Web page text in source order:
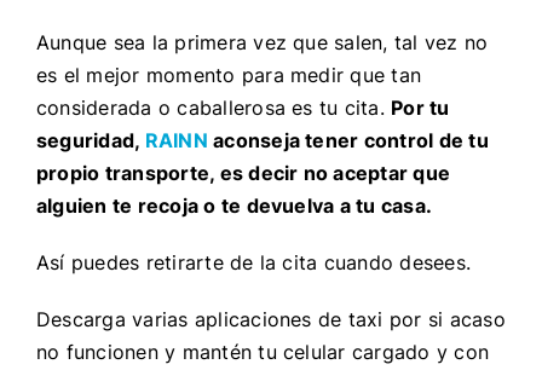
Aunque sea la primera vez que salen, tal vez no
es el mejor momento para medir que tan
considerada o caballerosa es tu cita. Por tu
seguridad, RAINNaconseja tener control de tu
propio transporte, es decir no aceptar que
alguien te recoja o te devuelva a tu casa.
Así puedes retirarte de la cita cuando desees.
Descarga varias aplicaciones de taxi por si acaso
no funcionen y mantén tu celular cargado y con